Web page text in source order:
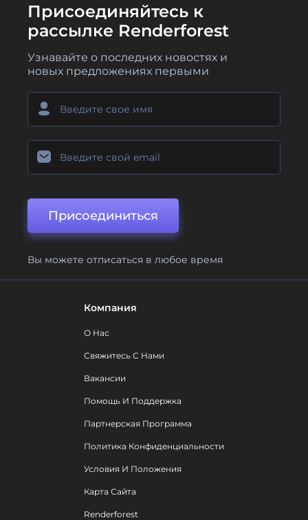
Присоединяйтесь к
рассылке Renderforest
Узнавайте о последних новостях и
новых предложениях первыми
Присоединиться
Вы можете отписаться в любое время
Компания
О Нас
Свяжитесь С Нами
Вакансии
Помощь И Поддержка
Партнерская Программа
Политика Конфиденциальности
Условия И Положения
Карта Сайта
Renderforest